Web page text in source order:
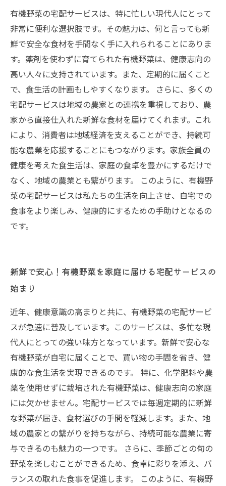
スの利点
家族全員の健康を考える有機野菜の宅配サービ
スの実際
新しい食生活の可能性：有機野菜宅配サービス
で豊かな暮らしを実現
有機野菜の宅配サービスは、特に忙しい現代人にとって
非常に便利な選択肢です。その魅力は、何と言っても新
鮮で安全な食材を手間なく手に入れられることにありま
す。薬剤を使わずに育てられた有機野菜は、健康志向の
高い人々に支持されています。また、定期的に届くこと
で、食生活の計画もしやすくなります。 さらに、多くの
宅配サービスは地域の農家との連携を重視しており、農
家から直接仕入れた新鮮な食材を届けてくれます。これ
により、消費者は地域経済を支えることができ、持続可
能な農業を応援することにもつながります。家族全員の
健康を考えた食生活は、家庭の食卓を豊かにするだけで
なく、地域の農業とも繋がります。 このように、有機野
菜の宅配サービスは私たちの生活を向上させ、自宅での
食事をより楽しみ、健康的にするための手助けとなるの
です。
新鮮で安心！有機野菜を家庭に届ける宅配サービスの
始まり
近年、健康意識の高まりと共に、有機野菜の宅配サービ
スが急速に普及しています。このサービスは、多忙な現
代人にとっての強い味方となっています。新鮮で安心な
有機野菜が自宅に届くことで、買い物の手間を省き、健
康的な食生活を実現できるのです。 特に、化学肥料や農
薬を使用せずに栽培された有機野菜は、健康志向の家庭
には欠かせません。宅配サービスでは毎週定期的に新鮮
な野菜が届き、食材選びの手間を軽減します。また、地
域の農家との繋がりを持ちながら、持続可能な農業に寄
与できるのも魅力の一つです。 さらに、季節ごとの旬の
野菜を楽しむことができるため、食卓に彩りを添え、バ
ランスの取れた食事を促進します。 このように、有機野